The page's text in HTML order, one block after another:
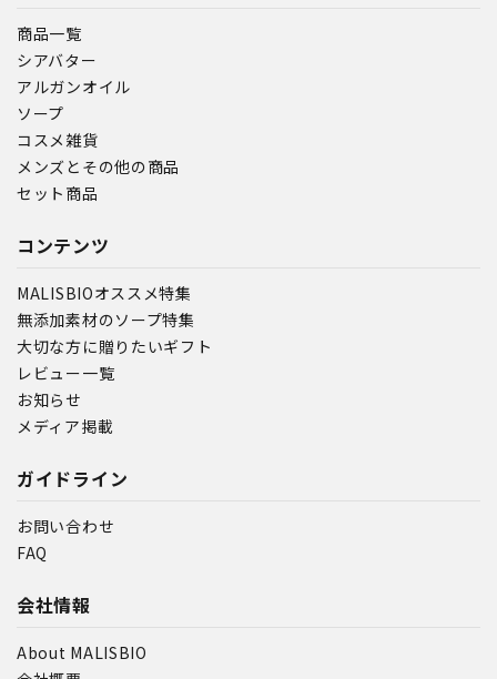
商品一覧
シアバター
アルガンオイル
ソープ
コスメ雑貨
メンズとその他の商品
セット商品
コンテンツ
MALISBIOオススメ特集
無添加素材のソープ特集
大切な方に贈りたいギフト
レビュー一覧
お知らせ
メディア掲載
ガイドライン
お問い合わせ
FAQ
会社情報
About MALISBIO